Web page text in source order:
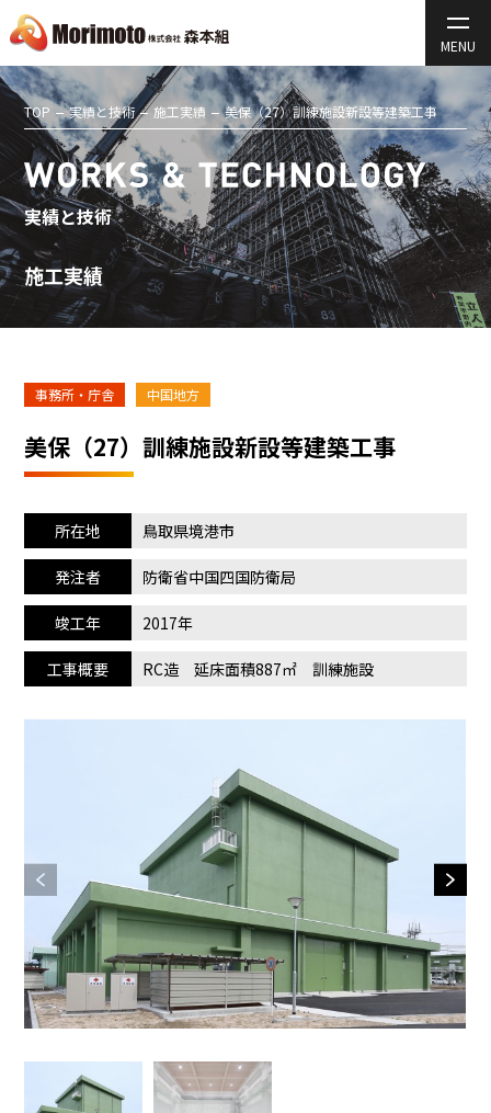
TOP 実績と技術 施工実績 美保（27）訓練施設新設等建築工事
実績と技術
施工実績
事務所・庁舎 中国地方
美保（27）訓練施設新設等建築工事
所在地 鳥取県境港市
発注者 防衛省中国四国防衛局
竣工年 2017年
工事概要 RC造 延床面積887㎡ 訓練施設